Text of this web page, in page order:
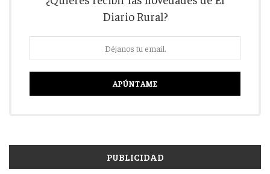
Diario Rural?
PUBLICIDAD